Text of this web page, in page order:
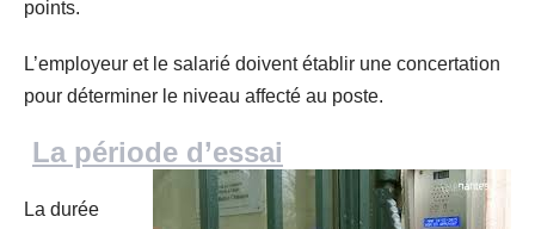
points.
L’employeur et le salarié doivent établir une concertation
pour déterminer le niveau affecté au poste.
La période d’essai
La durée